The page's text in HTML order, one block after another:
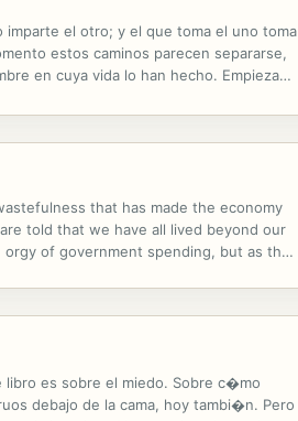
imparte el otro; y el que toma el uno toma
estos caminos parecen separarse,
en cuya vida lo han hecho. Empiezan
that has made the economy
told that we have all lived beyond our
of government spending, but as the
es sobre el miedo. Sobre c�mo
debajo de la cama, hoy tambi�n. Pero